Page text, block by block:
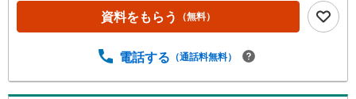
資料をもらう （無料）
電話する （通話料無料）